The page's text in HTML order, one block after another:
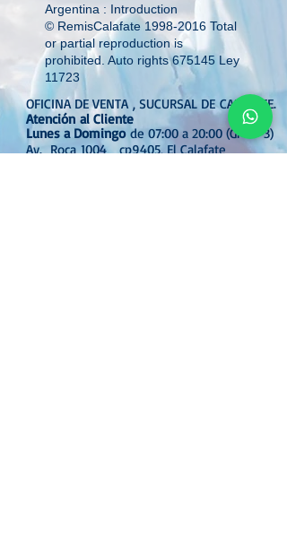
Argentina : Introduction
© RemisCalafate 1998-2016 Total
or partial reproduction is
prohibited. Auto rights 675145 Ley
11723
OFICINA DE VENTA , SUCURSAL DE CALAFATE.
Atención al Cliente
Lunes a Domingode 07:00 a 20:00 (GMT -3)
Av. Roca 1004 cp9405, El Calafate